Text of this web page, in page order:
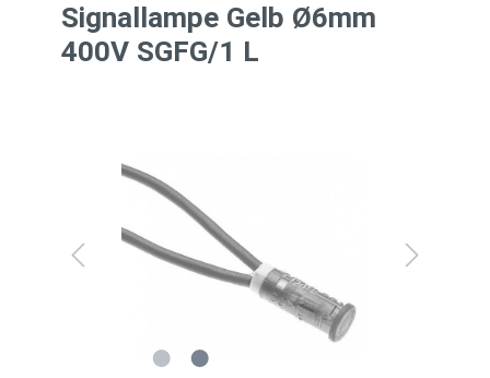
Signallampe Gelb Ø6mm
400V SGFG/1 L